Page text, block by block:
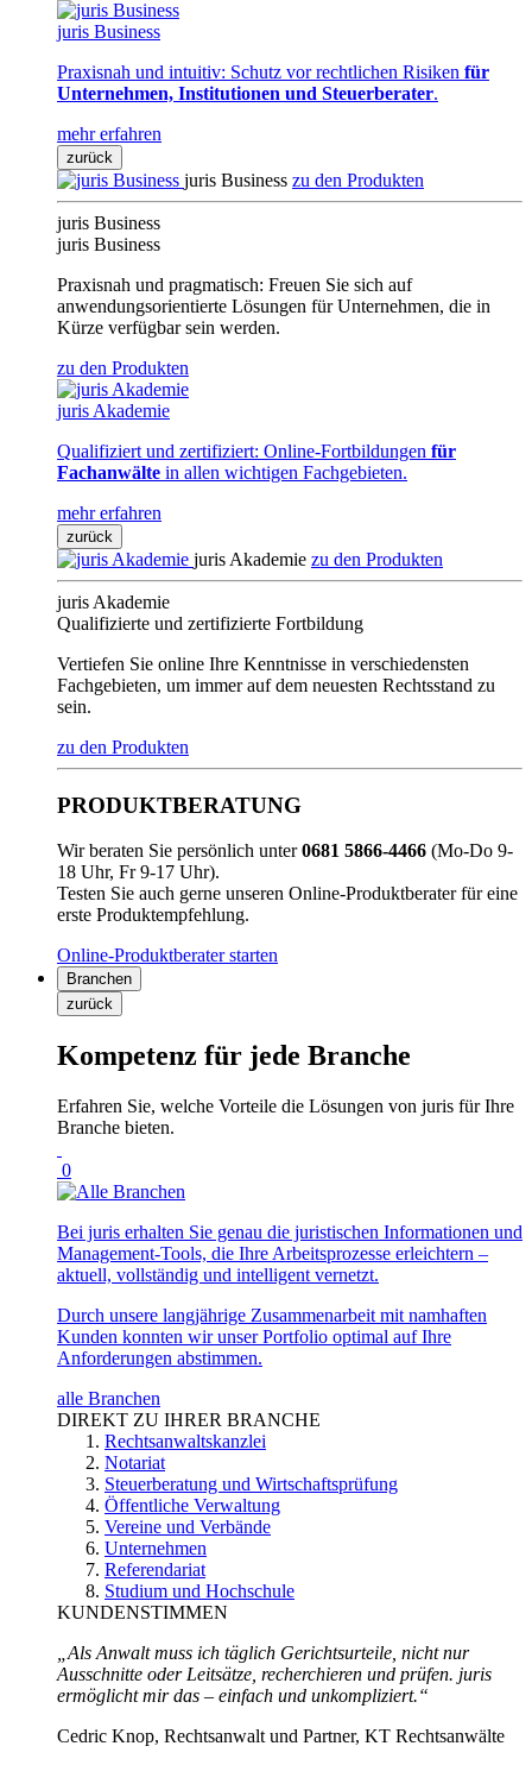
juris Business
Praxisnah und intuitiv: Schutz vor rechtlichen Risiken für
Unternehmen, Institutionen und Steuerberater.
mehr erfahren
zurück
juris Business zu den Produkten
juris Business
juris Business
Praxisnah und pragmatisch: Freuen Sie sich auf
anwendungsorientierte Lösungen für Unternehmen, die in
Kürze verfügbar sein werden.
zu den Produkten
juris Akademie
Qualifiziert und zertifiziert: Online-Fortbildungen für
Fachanwälte in allen wichtigen Fachgebieten.
mehr erfahren
zurück
juris Akademie zu den Produkten
juris Akademie
Qualifizierte und zertifizierte Fortbildung
Vertiefen Sie online Ihre Kenntnisse in verschiedensten
Fachgebieten, um immer auf dem neuesten Rechtsstand zu
sein.
zu den Produkten
PRODUKTBERATUNG
Wir beraten Sie persönlich unter0681 5866-4466 (Mo-Do 9-
18 Uhr, Fr 9-17 Uhr).
Testen Sie auch gerne unseren Online-Produktberater für eine
erste Produktempfehlung.
Online-Produktberater starten
Branchen
zurück
Kompetenz für jede Branche
Erfahren Sie, welche Vorteile die Lösungen von juris für Ihre
Branche bieten.
0
Bei juris erhalten Sie genau die juristischen Informationen und
Management-Tools, die Ihre Arbeitsprozesse erleichtern –
aktuell, vollständig und intelligent vernetzt.
Durch unsere langjährige Zusammenarbeit mit namhaften
Kunden konnten wir unser Portfolio optimal auf Ihre
Anforderungen abstimmen.
alle Branchen
DIREKT ZU IHRER BRANCHE
Rechtsanwaltskanzlei
Notariat
Steuerberatung und Wirtschaftsprüfung
Öffentliche Verwaltung
Vereine und Verbände
Unternehmen
Referendariat
Studium und Hochschule
KUNDENSTIMMEN
„Als Anwalt muss ich täglich Gerichtsurteile, nicht nur
Ausschnitte oder Leitsätze, recherchieren und prüfen. juris
ermöglicht mir das – einfach und unkompliziert.“
Cedric Knop, Rechtsanwalt und Partner, KT Rechtsanwälte